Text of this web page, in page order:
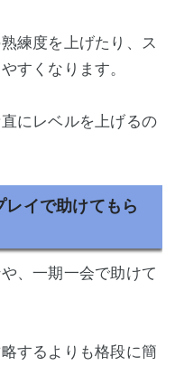
練度を上げたり、ス
すくなります。
にレベルを上げるの
イで助けてもら
、一期一会で助けて
するよりも格段に簡